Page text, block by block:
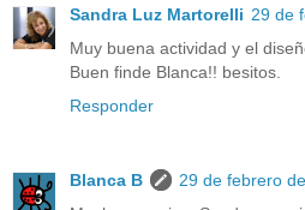
Sandra Luz Martorelli 29 de
Muy buena actividad y el
Buen finde Blanca!! besitos.
Responder
Blanca B
29 de febrero